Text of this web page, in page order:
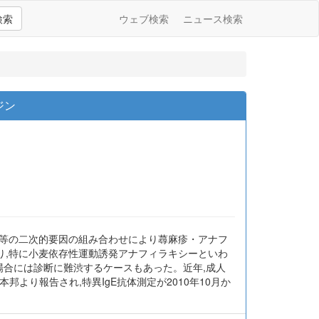
索 ウェブ検索 ニュース検索
ン
の二次的要因の組み合わせにより蕁麻疹・アナフ
特に小麦依存性運動誘発アナフィラキシーといわ
には診断に難渋するケースもあった。近年,成人
邦より報告され,特異IgE抗体測定が2010年10月か